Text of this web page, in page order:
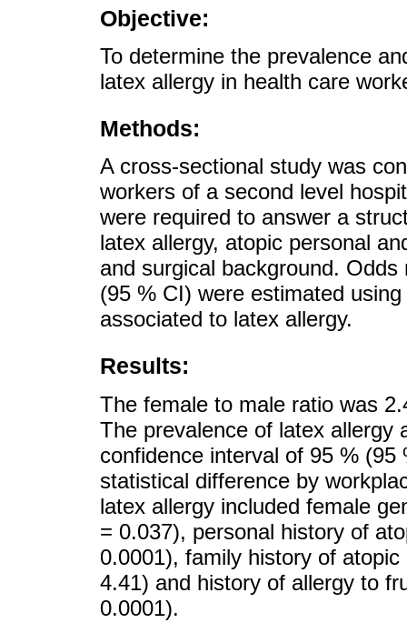
Objective:
To determine the prevalence
latex allergy in health care
Methods:
A cross-sectional study was
workers of a second level
were required to answer a
latex allergy, atopic personal
and surgical background.
(95 % CI) were estimated
associated to latex allergy.
Results:
The female to male ratio was
The prevalence of latex allergy
confidence interval of 95 %
statistical difference by
latex allergy included female
= 0.037), personal history of
0.0001), family history of
4.41) and history of allergy to
0.0001).